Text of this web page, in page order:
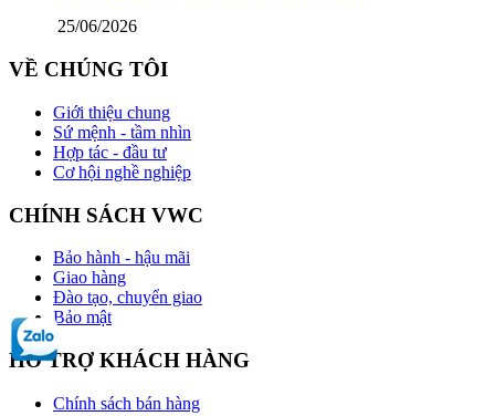
25/06/2026
VỀ CHÚNG TÔI
Giới thiệu chung
Sứ mệnh - tầm nhìn
Hợp tác - đầu tư
Cơ hội nghề nghiệp
CHÍNH SÁCH VWC
Bảo hành - hậu mãi
Giao hàng
Đào tạo, chuyển giao
Bảo mật
HỖ TRỢ KHÁCH HÀNG
Chính sách bán hàng